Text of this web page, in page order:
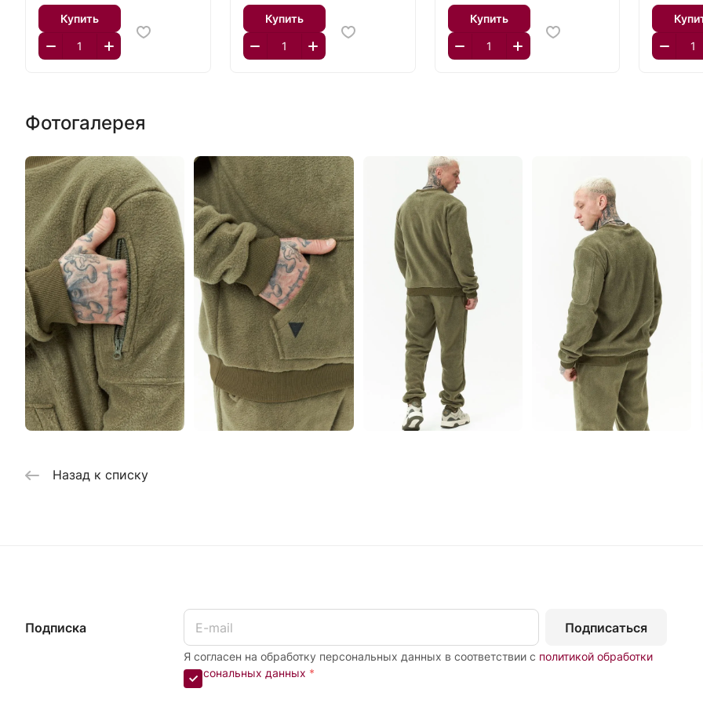
Купить Купить Купить
Фотогалерея
Назад к списку
Подписка
Я согласен на обработку персональных данных в соответствии с политикой обработки
персональных данных *
Подписаться